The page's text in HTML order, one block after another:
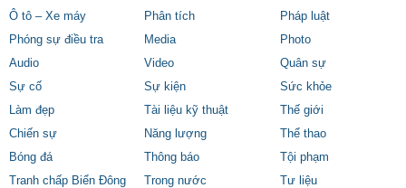
Ô tô – Xe máy
Phân tích
Pháp luật
Phóng sự điều tra
Media
Photo
Audio
Video
Quân sự
Sự cố
Sự kiện
Sức khỏe
Làm đẹp
Tài liệu kỹ thuật
Thế giới
Chiến sự
Năng lượng
Thể thao
Bóng đá
Thông báo
Tội phạm
Tranh chấp Biển Đông
Trong nước
Tư liệu